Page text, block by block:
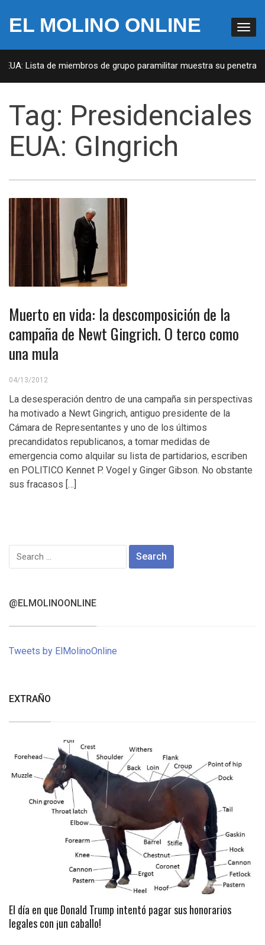
EL MOLINO ONLINE
Lista de miembros de grupo paramilitar muestra su
Tag: Presidenciales
EUA: GIngrich
Muerto en vida: la descomposición de la
campaña de Newt Gingrich. O terco como
una mula
04/13/2012
La desesperación dentro de una campaña sin perspectivas
ha motivado a Newt Gingrich, antiguo presidente de la
Cámara de Representantes y uno de los últimos
precandidatos republicanos, a tomar medidas de
emergencia como alquilar su lista de partidarios, escriben
en POLITICO Kennet P. Vogel y Ginger Gibson. No obstante
sus fracasos […]
Search
for:
@ELMOLINOONLINE
Tweets by ElMolinoOnline
EXTRAÑO
El día en que Donald Trump intentó pagar sus honorarios
legales con ¡un caballo!